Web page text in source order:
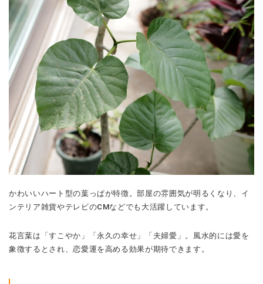
かわいいハート型の葉っぱが特徴。部屋の雰囲気が明るくなり、イ
ンテリア雑貨やテレビのCMなどでも大活躍しています。
花言葉は「すこやか」「永久の幸せ」「夫婦愛」。風水的には愛を
象徴するとされ、恋愛運を高める効果が期待できます。